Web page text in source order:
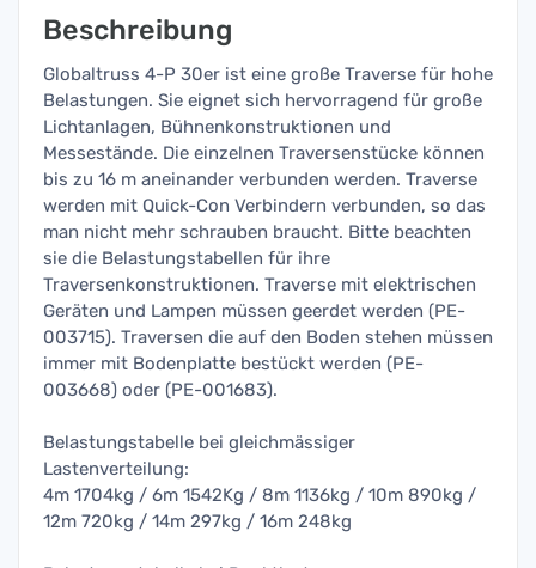
Beschreibung
Globaltruss 4-P 30er ist eine große Traverse für hohe
Belastungen. Sie eignet sich hervorragend für große
Lichtanlagen, Bühnenkonstruktionen und
Messestände. Die einzelnen Traversenstücke können
bis zu 16 m aneinander verbunden werden. Traverse
werden mit Quick-Con Verbindern verbunden, so das
man nicht mehr schrauben braucht. Bitte beachten
sie die Belastungstabellen für ihre
Traversenkonstruktionen. Traverse mit elektrischen
Geräten und Lampen müssen geerdet werden (PE-
003715). Traversen die auf den Boden stehen müssen
immer mit Bodenplatte bestückt werden (PE-
003668) oder (PE-001683).
Belastungstabelle bei gleichmässiger
Lastenverteilung:
4m 1704kg / 6m 1542Kg / 8m 1136kg / 10m 890kg /
12m 720kg / 14m 297kg / 16m 248kg